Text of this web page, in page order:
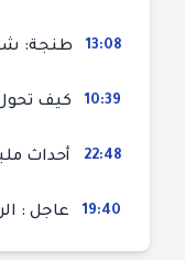
13:08
10:39
22:48
19:40